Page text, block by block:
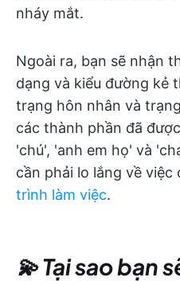
nháy mắt.
Ngoài ra, bạn sẽ nhận
dạng và kiểu đường kẻ
trạng hôn nhân và
các thành phần đã
'chú', 'anh em họ' và
cần phải lo lắng về việc
trình làm việc.
💫 Tại sao bạn